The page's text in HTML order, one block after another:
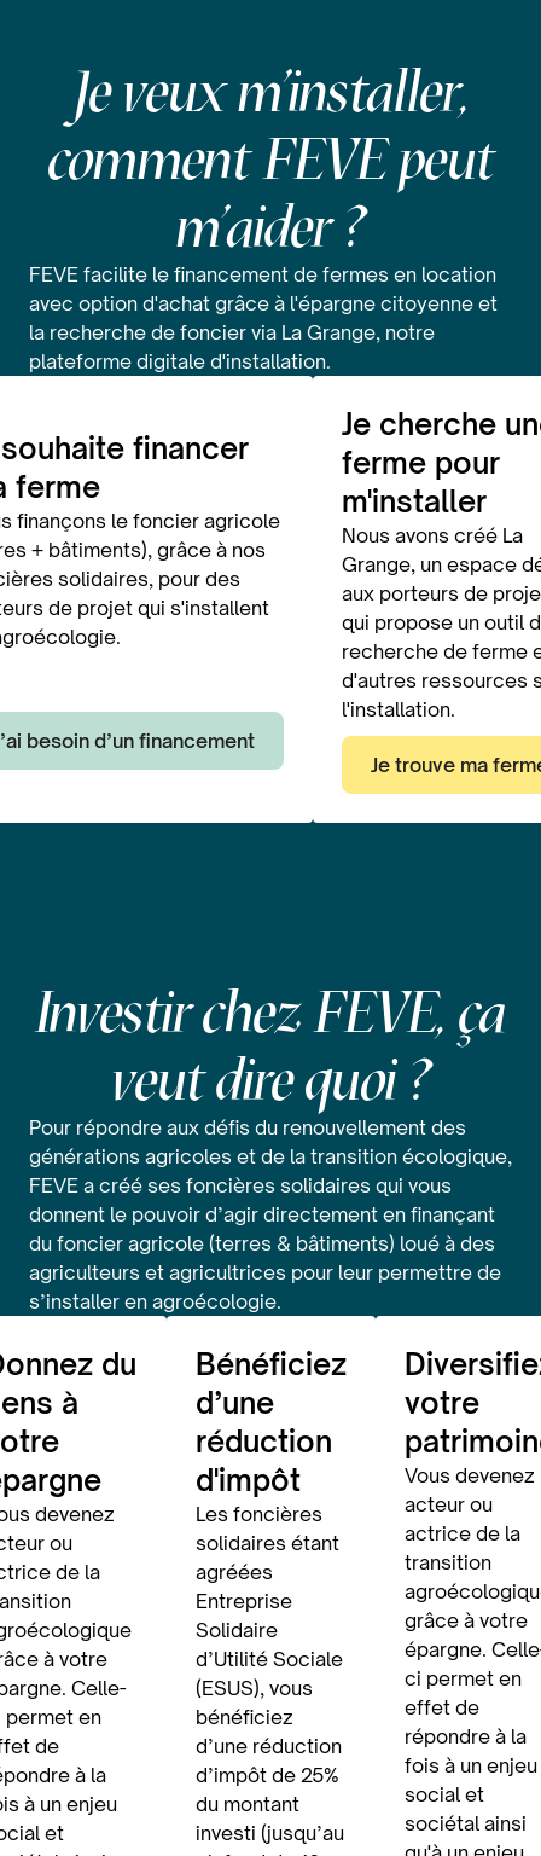
Je veux m'installer,
comment FEVE peut
m'aider ?
FEVE facilite le financement de fermes en location
avec option d'achat grâce à l'épargne citoyenne et
la recherche de foncier via La Grange, notre
plateforme digitale d'installation.
financer
ferme
finançons le foncier agricole
+ bâtiments), grâce à nos
solidaires, pour des
de projet qui s'installent
besoin d’un financement
Je cherche
ferme pour
m'installer
Nous avons créé La
Grange, un espace
aux porteurs de
qui propose un outil
recherche de ferme
d'autres ressources
l'installation.
Je trouve ma
Investir chez FEVE, ça
veut dire quoi ?
Pour répondre aux défis du renouvellement des
générations agricoles et de la transition écologique,
FEVE a créé ses foncières solidaires qui vous
donnent le pouvoir d’agir directement en finançant
du foncier agricole (terres & bâtiments) loué à des
agriculteurs et agricultrices pour leur permettre de
s’installer en agroécologie.
du
à
devenez
ou
de la
à votre
Celle-
permet en
de
à la
à un enjeu
et
Bénéficiez
d’une
réduction
d'impôt
Les foncières
solidaires étant
agréées
Entreprise
Solidaire
d’Utilité Sociale
(ESUS), vous
bénéficiez
d’une réduction
d’impôt de 25%
du montant
investi (jusqu’au
votre
Vous devenez
acteur ou
actrice de la
transition
grâce à votre
épargne.
ci permet en
effet de
répondre à la
fois à un enjeu
social et
sociétal ainsi